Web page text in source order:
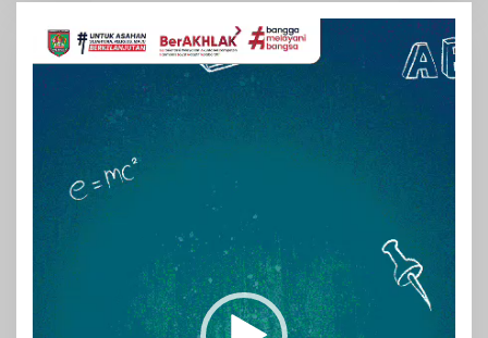
Pemutar
Video